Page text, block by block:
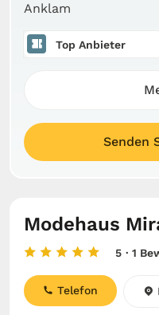
Anklam
Top Anbieter
Senden
Modehaus
5 · 1
Telefon